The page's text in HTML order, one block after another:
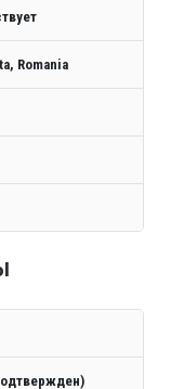
Romania